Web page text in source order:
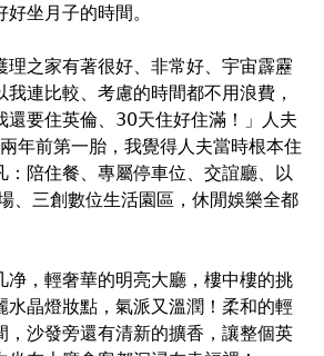
坐月子的時間。
理之家有著很好、非常好、宇宙霹靂
連比較、考慮的時間都不用浪費，
還要住英倫、30天住好住滿！」人夫
年前第一胎，我覺得人夫當時根本住
：陪住餐、專屬停車位、交誼廳、以
、三創數位生活園區，休閒娛樂全都
净，輕奢華的明亮大廳，樓中樓的挑
水晶燈妝點，氣派又溫潤！柔和的輕
，沙發旁還有清新的擴香，讓整個英